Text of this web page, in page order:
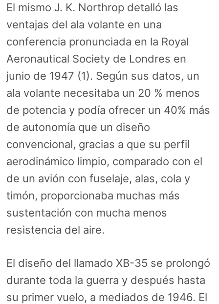
El mismo J. K. Northrop detalló las
ventajas del ala volante en una
conferencia pronunciada en la Royal
Aeronautical Society de Londres en
junio de 1947 (1). Según sus datos, un
ala volante necesitaba un 20 % menos
de potencia y podía ofrecer un 40% más
de autonomía que un diseño
convencional, gracias a que su perfil
aerodinámico limpio, comparado con el
de un avión con fuselaje, alas, cola y
timón, proporcionaba muchas más
sustentación con mucha menos
resistencia del aire.
El diseño del llamado XB-35 se prolongó
durante toda la guerra y después hasta
su primer vuelo, a mediados de 1946. El